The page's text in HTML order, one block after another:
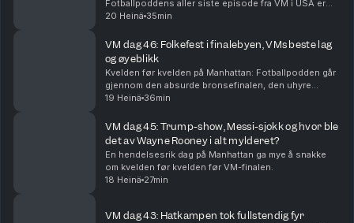
Fotballpoddens aller siste episode fra VM i USA er
herved servert. Tusen takk for følget!
20 Heinä 35min
VM dag 46: Folkefest i finalebyen, VMs beste lag
og øyeblikk
Kvelden før kvelden på Manhattan: Fotballpodden går
gjennom den absurde bronsefinalen, den uhyre
spennende finalen og VMs beste lag, øyeblikk og
19 Heinä 36min
VM dag 45: Trump-show, Messi-sjokk og hvor ble
det av Wayne Rooney i alt mylderet?
En hendelsesrik dag på Manhattan ga mye å snakke
om kvelden før kvelden før VM-finalen.
18 Heinä 27min
VM dag 43: Hatkampen tok fullstendig fyr